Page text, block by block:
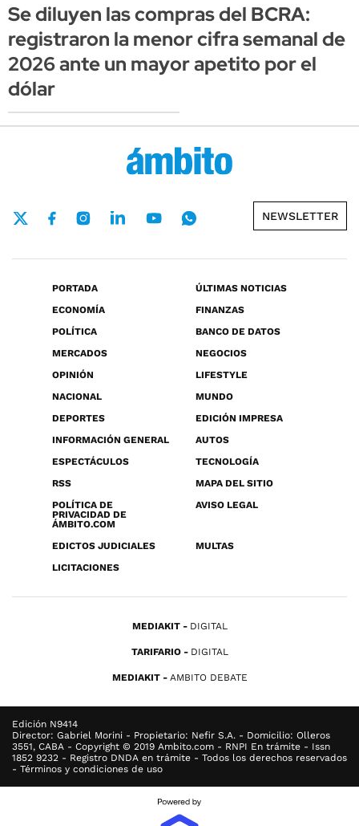
Se diluyen las compras del BCRA:
registraron la menor cifra semanal de
2026 ante un mayor apetito por el
dólar
NEWSLETTER
PORTADA
ÚLTIMAS NOTICIAS
ECONOMÍA
FINANZAS
POLÍTICA
BANCO DE DATOS
MERCADOS
NEGOCIOS
OPINIÓN
LIFESTYLE
NACIONAL
MUNDO
DEPORTES
EDICIÓN IMPRESA
INFORMACIÓN GENERAL
AUTOS
ESPECTÁCULOS
TECNOLOGÍA
RSS
MAPA DEL SITIO
POLÍTICA DE
PRIVACIDAD DE
ÁMBITO.COM
AVISO LEGAL
EDICTOS JUDICIALES
MULTAS
LICITACIONES
MEDIAKIT DIGITAL
TARIFARIO DIGITAL
MEDIAKIT AMBITO DEBATE
Edición N9414
Director: Gabriel Morini - Propietario: Nefir S.A. - Domicilio: Olleros
3551, CABA - Copyright © 2019 Ambito.com - RNPI En trámite - Issn
1852 9232 - Registro DNDA en trámite - Todos los derechos reservados
- Términos y condiciones de uso